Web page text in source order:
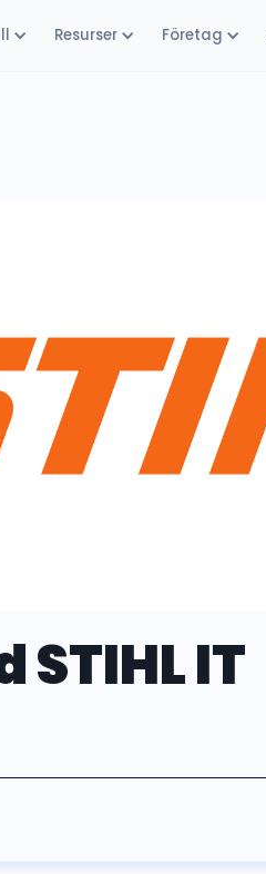
Resurser Företag
IT